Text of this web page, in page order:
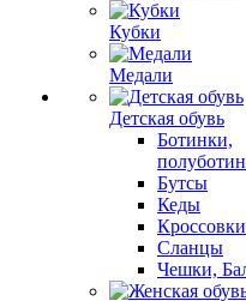
Кубки
Медали
Детская обувь
Ботинки,
Бутсы
Кеды
Кроссовки
Сланцы
Чешки,